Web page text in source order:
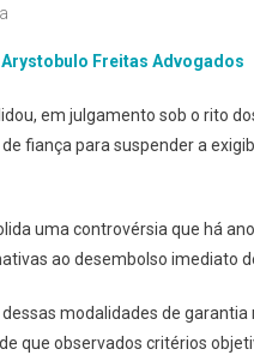
Arystobulo Freitas Advogados
em julgamento sob o rito
fiança para suspender a
uma controvérsia que há
ao desembolso imediato
modalidades de
que observados critérios